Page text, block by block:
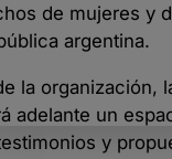
de mujeres y
argentina.
la organización,
adelante un
y